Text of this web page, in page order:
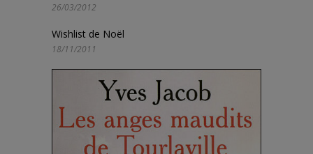
26/03/2012
Wishlist de Noël
18/11/2011